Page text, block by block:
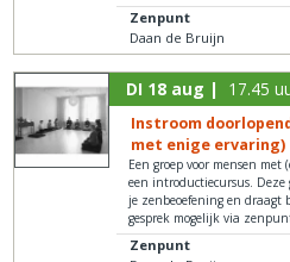
Zenpunt
Daan de Bruijn
DI 18 aug | 17.45
Instroom
met enige ervaring)
Een groep voor mensen
een introductiecursus.
je zenbeoefening en draagt
gesprek mogelijk via
Zenpunt